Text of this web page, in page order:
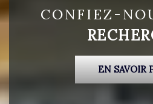
CONFIEZ-
EN SAVOIR